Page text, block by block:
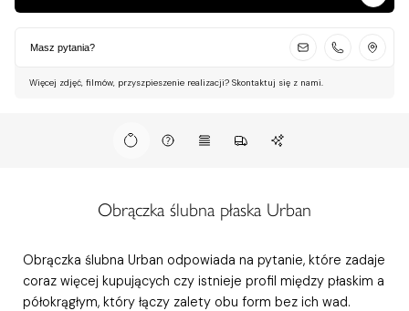
Masz pytania?
Więcej zdjęć, filmów, przyszpieszenie realizacji? Skontaktuj się z nami.
Obrączka ślubna płaska Urban
Obrączka ślubna Urban odpowiada na pytanie, które zadaje
coraz więcej kupujących czy istnieje profil między płaskim a
półokrągłym, który łączy zalety obu form bez ich wad.